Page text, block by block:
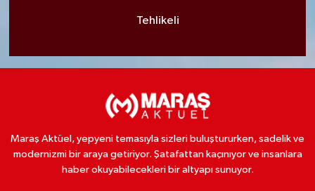
Tehlikeli
Maraş Aktüel, yepyeni temasıyla sizleri buluştururken, sadelik ve
modernizmi bir araya getiriyor. Şatafattan kaçınıyor ve insanlara
haber okuyabilecekleri bir altyapı sunuyor.